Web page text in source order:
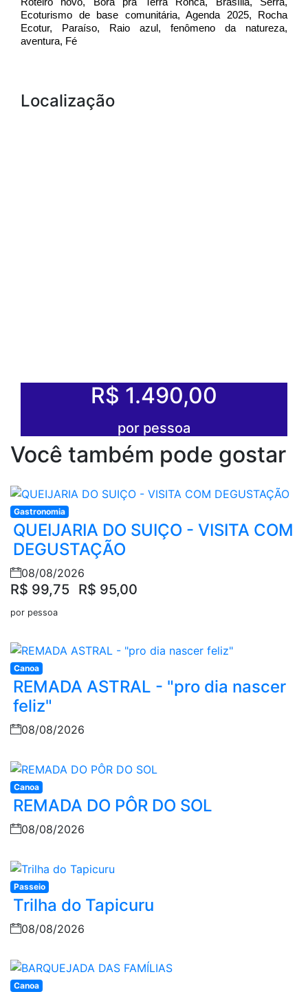
Ecoturismo de base comunitária, Agenda 2025, Rocha
Ecotur, Paraíso, Raio azul, fenômeno da natureza,
aventura, Fé
Localização
R$ 1.490,00
por pessoa
Você também pode gostar
Gastronomia
QUEIJARIA DO SUIÇO - VISITA COM
DEGUSTAÇÃO
08/08/2026
R$ 99,75 R$ 95,00
por pessoa
Canoa
REMADA ASTRAL - "pro dia nascer
feliz"
08/08/2026
Canoa
REMADA DO PÔR DO SOL
08/08/2026
Passeio
Trilha do Tapicuru
08/08/2026
Canoa